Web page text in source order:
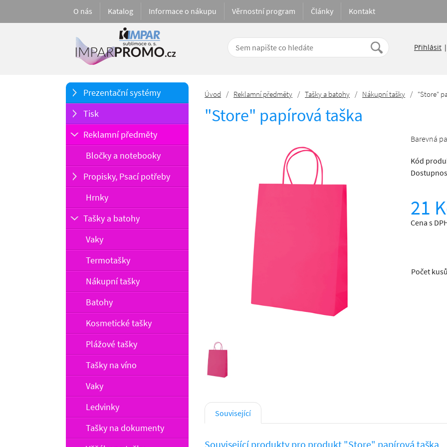
Přihlásit |
O nás Katalog Informace o nákupu Věrnostní program Články Kontakt
Prezentační systémy
Tisk
Reklamní předměty
Bločky a notebooky
Propisky, Psací potřeby
Hrnky
Tašky a batohy
Vaky
Termotašky
Nákupní tašky
Batohy
Kosmetické tašky
Plážové tašky
Tašky na víno
Vaky
Ledvinky
Tašky na dokumenty
Úvod / Reklamní předměty / Tašky a batohy / Nákupní tašky / "Store"
"Store" papírová taška
Barevná
Kód
21
Cena s
Počet kusů
Související
Související produkty pro produkt "Store" papírová taška